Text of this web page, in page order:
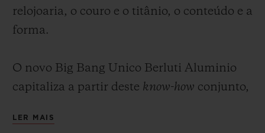
relojoaria, o couro e o titânio, o conteúdo e a
forma.
O novo Big Bang Unico Berluti Aluminio
capitaliza a partir deste know-how conjunto,
monocromático e atemporal. Este Big Bang
LER MAIS